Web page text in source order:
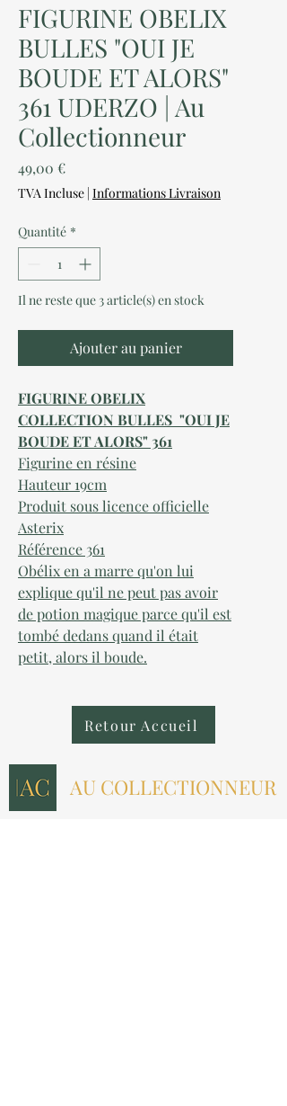
FIGURINE OBELIX
BULLES "OUI JE
BOUDE ET ALORS"
361 UDERZO | Au
Collectionneur
49,00 €Prix
TVA Incluse | Informations Livraison
Quantité *
Il ne reste que 3 article(s) en stock
Ajouter au panier
FIGURINE OBELIX
COLLECTION BULLES "OUI JE
BOUDE ET ALORS" 361
Figurine en résine
Hauteur 19cm
Produit sous licence officielle
Asterix
Référence 361
Obélix en a marre qu'on lui
explique qu'il ne peut pas avoir
de potion magique parce qu'il est
tombé dedans quand il était
petit, alors il boude.
Retour Accueil
AU COLLECTIONNEUR